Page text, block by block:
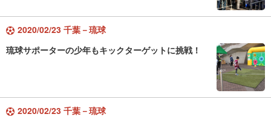
2020/02/23 千葉－琉球
琉球サポーターの少年もキックターゲットに挑戦！
2020/02/23 千葉－琉球